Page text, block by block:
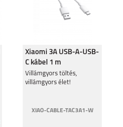
Xiaomi 3A USB-A-USB-
C kábel 1 m
BHR087GGL
Villámgyors töltés,
villámgyors élet!
XIAO-CABLE-TAC3A1-W